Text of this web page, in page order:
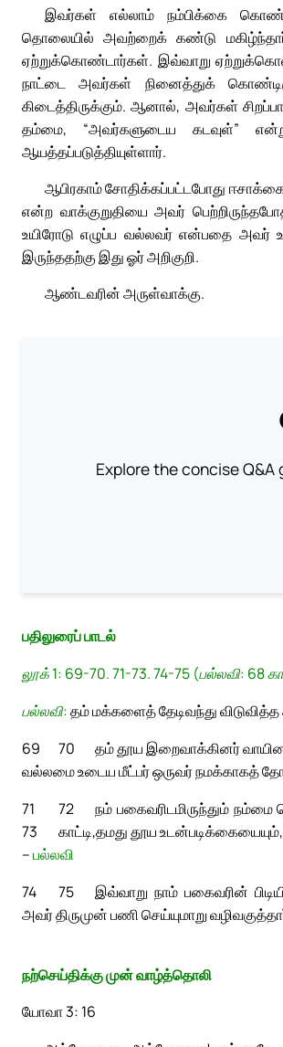
இவர்கள் எல்லாம் நம்பிக்கை
தொலையில் அவற்றைக் கண்டு
ஏற்றுக்கொண்டார்கள். இவ்வாறு
நாட்டை அவர்கள் நினைத்துக்
கிடைத்திருக்கும். ஆனால், அவர்கள்
தம்மை, “அவர்களுடைய கடவுள்”
ஆயத்தப்படுத்தியுள்ளார்.
ஆபிரகாம் சோதிக்கப்பட்டபோது
என்ற வாக்குறுதியை அவர்
உயிரோடு எழுப்ப வல்லவர் என்பதை
இருந்ததற்கு இது ஓர் அறிகுறி.
ஆண்டவரின் அருள்வாக்கு.
Explore the concise
பதிலுரைப் பாடல்
லூக் 1: 69-70. 71-73. 74-75 (பல்லவி: 68
பல்லவி:தம் மக்களைத் தேடிவந்து
69
தம் தூய இறைவாக்கினர்
70
வல்லமை உடைய மீட்பர் ஒருவர் நமக்காகத்
71
நம் பகைவரிடமிருந்தும் நம்மை
72
காட்டி,
73
தமது தூய
–பல்லவி
74
இவ்வாறு நாம் பகைவரின்
75
அவர் திருமுன் பணி செய்யுமாறு
நற்செய்திக்கு முன் வாழ்த்தொலி
யோவா 3: 16